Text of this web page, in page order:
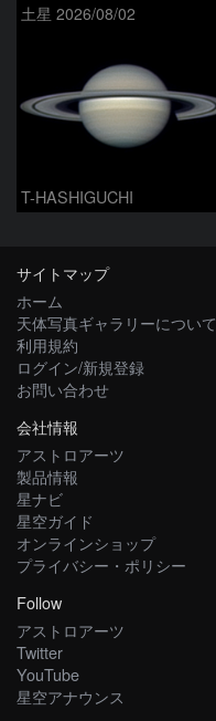
土星 2026/08/02
T-HASHIGUCHI
サイトマップ
ホーム
天体写真ギャラリーについて
利用規約
ログイン/新規登録
お問い合わせ
会社情報
アストロアーツ
製品情報
星ナビ
星空ガイド
オンラインショップ
プライバシー・ポリシー
Follow
アストロアーツ
Twitter
YouTube
星空アナウンス